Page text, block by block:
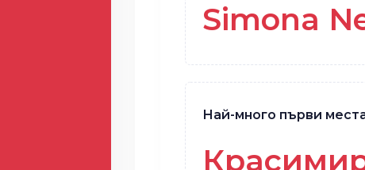
Simona
Най-много първи